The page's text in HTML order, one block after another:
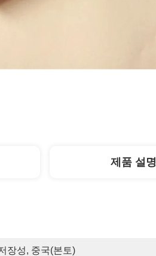
제품 설명
장성, 중국(본토)